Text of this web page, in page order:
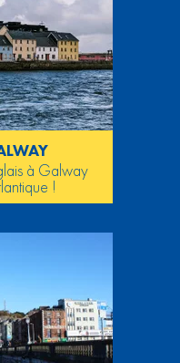
à Galway
!